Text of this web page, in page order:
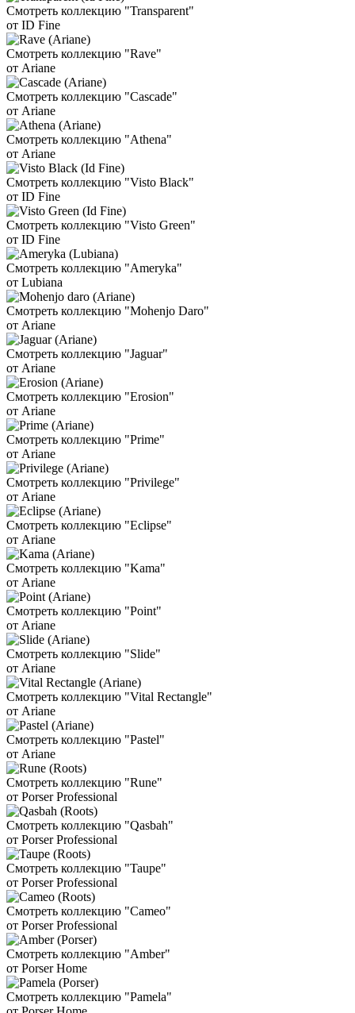
Смотреть коллекцию "Transparent"
от ID Fine
Смотреть коллекцию "Rave"
от Ariane
Смотреть коллекцию "Cascade"
от Ariane
Смотреть коллекцию "Athena"
от Ariane
Смотреть коллекцию "Visto Black"
от ID Fine
Смотреть коллекцию "Visto Green"
от ID Fine
Смотреть коллекцию "Ameryka"
от Lubiana
Смотреть коллекцию "Mohenjo Daro"
от Ariane
Смотреть коллекцию "Jaguar"
от Ariane
Смотреть коллекцию "Erosion"
от Ariane
Смотреть коллекцию "Prime"
от Ariane
Смотреть коллекцию "Privilege"
от Ariane
Смотреть коллекцию "Eclipse"
от Ariane
Смотреть коллекцию "Kama"
от Ariane
Смотреть коллекцию "Point"
от Ariane
Смотреть коллекцию "Slide"
от Ariane
Смотреть коллекцию "Vital Rectangle"
от Ariane
Смотреть коллекцию "Pastel"
от Ariane
Смотреть коллекцию "Rune"
от Porser Professional
Смотреть коллекцию "Qasbah"
от Porser Professional
Смотреть коллекцию "Taupe"
от Porser Professional
Смотреть коллекцию "Cameo"
от Porser Professional
Смотреть коллекцию "Amber"
от Porser Home
Смотреть коллекцию "Pamela"